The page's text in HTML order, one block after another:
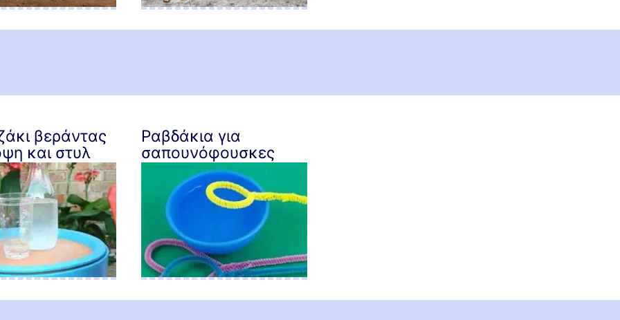
βεράντας
και στυλ
Ραβδάκια για
σαπουνόφουσκες